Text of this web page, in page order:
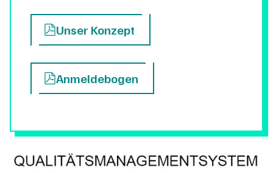
Unser Konzept
Anmeldebogen